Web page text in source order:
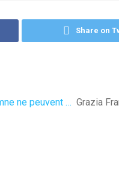
Share on
ne peuvent … Grazia